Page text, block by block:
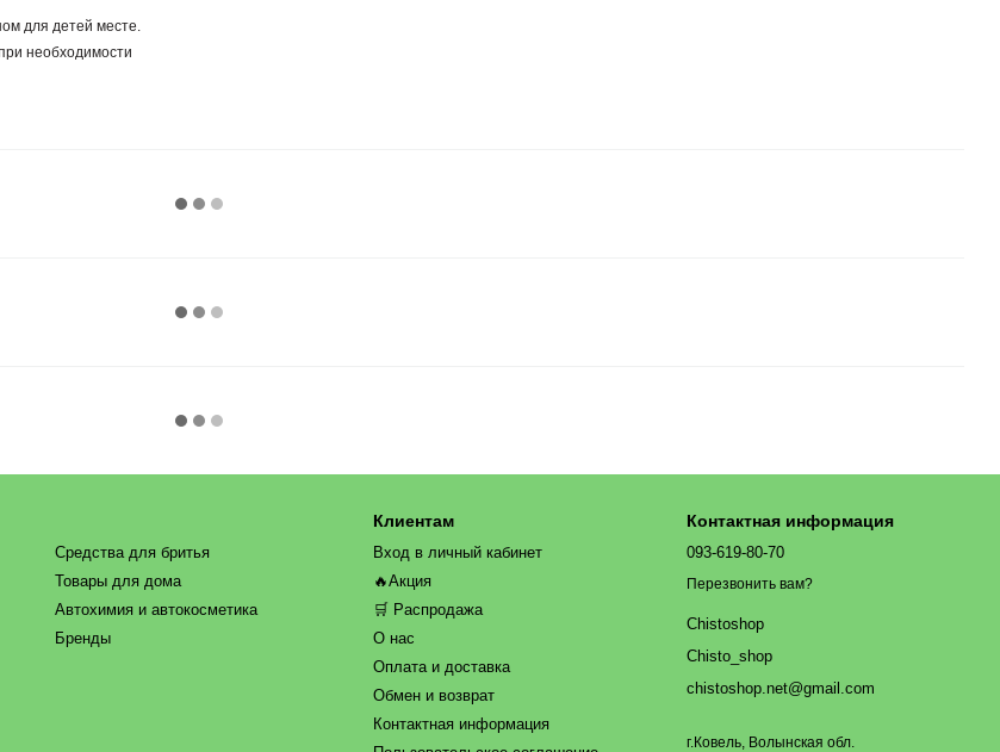
для детей месте.
необходимости
Средства для бритья
Товары для дома
Автохимия и автокосметика
Бренды
Клиентам
Вход в личный кабинет
🔥Акция
🛒 Распродажа
О нас
Оплата и доставка
Обмен и возврат
Контактная информация
Контактная информация
093-619-80-70
Перезвонить вам?
Chistoshop
Chisto_shop
chistoshop.net@gmail.com
г.Ковель, Волынская обл.